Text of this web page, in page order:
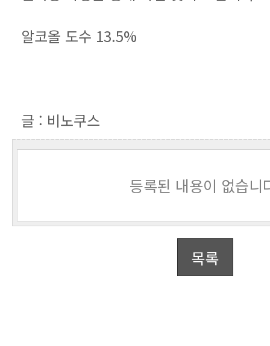
알코올 도수 13.5%
글 : 비노쿠스
등록된 내용이 없습니
목록